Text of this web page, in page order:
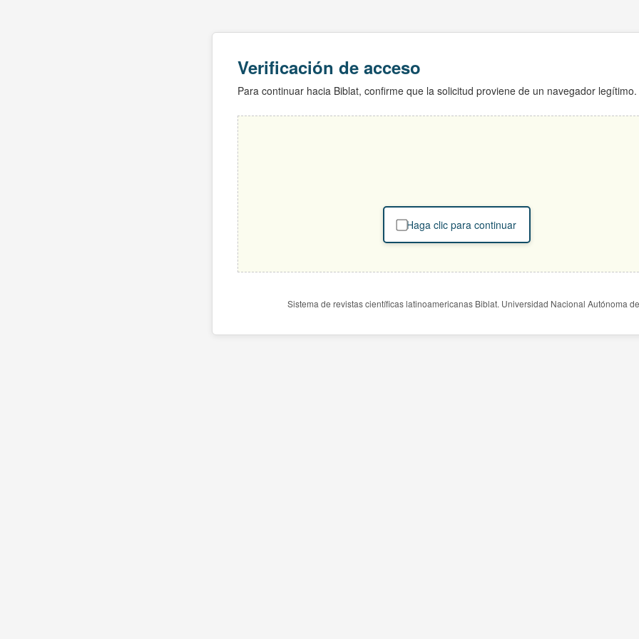
Verificación de acceso
Para continuar hacia Biblat, confirme que la solicitud proviene de un navegador legítimo.
Haga clic para continuar
Sistema de revistas científicas latinoamericanas Biblat. Universidad Nacional Autónoma